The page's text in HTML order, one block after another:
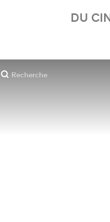
DU